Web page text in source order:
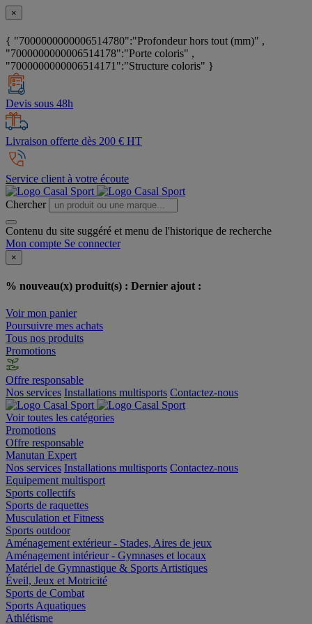
×
{ "7000000000006514780":"Profondeur hors tout (mm)" ,
"7000000000006514178":"Porte coloris" ,
"7000000000006514171":"Structure coloris" }
Devis sous 48h
Livraison offerte dès 200 € HT
Service client à votre écoute
Chercher
Contenu du site suggéré et menu de l'historique de recherche
Mon compte Se connecter
×
% nouveau(x) produit(s) : Dernier ajout :
Voir mon panier
Poursuivre mes achats
Tous nos produits
Promotions
Offre responsable
Nos services Installations multisports Contactez-nous
Voir toutes les catégories
Promotions
Offre responsable
Manutan Expert
Nos services Installations multisports Contactez-nous
Equipement multisport
Sports collectifs
Sports de raquettes
Musculation et Fitness
Sports outdoor
Aménagement extérieur - Stades, Aires de jeux
Aménagement intérieur - Gymnases et locaux
Matériel de Gymnastique & Sports Artistiques
Éveil, Jeux et Motricité
Sports de Combat
Sports Aquatiques
Athlétisme